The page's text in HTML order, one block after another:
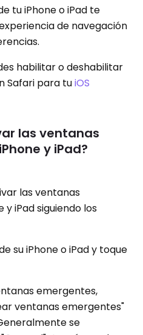
tu iPhone o iPad te
de navegación
habilitar o deshabilitar
Safari para tuiOS
las ventanas
y iPad?
las ventanas
iPad siguiendo los
su iPhone o iPad y toque
emergentes,
ventanas emergentes"
se